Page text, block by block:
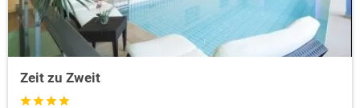
Zeit zu Zweit